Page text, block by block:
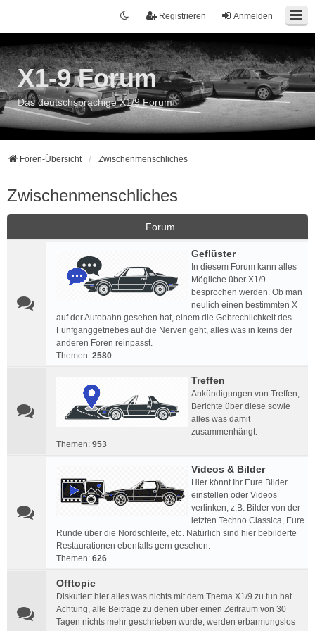
Anmelden
Registrieren
X1-9 Forum
Das deutschsprachige X1/9 Forum
Foren-Übersicht Zwischenmenschliches
Zwischenmenschliches
Forum
Geflüster
In diesem Forum kann alles
Mögliche über X1/9
besprochen werden. Ob man
neulich einen bestimmten X
auf der Autobahn gesehen hat, einem die Gebrechlichkeit des
Fünfganggetriebes auf die Nerven geht, alles was in keins der
anderen Foren reinpasst.
Themen: 2580
Treffen
Ankündigungen von Treffen,
Berichte über diese sowie
alles was damit
zusammenhängt.
Themen: 953
Videos & Bilder
Hier könnt Ihr Eure Bilder
einstellen oder Videos
verlinken, z.B. Bilder von der
letzten Techno Classica, Eure
Runde über die Nordschleife, etc. Natürlich sind hier bebilderte
Restaurationen ebenfalls gern gesehen.
Themen: 626
Offtopic
Diskutiert hier alles was nichts mit dem Thema X1/9 zu tun hat.
Achtung, alle Beiträge zu denen über einen Zeitraum von 30
Tagen nichts mehr geschrieben wurde, werden erbarmungslos